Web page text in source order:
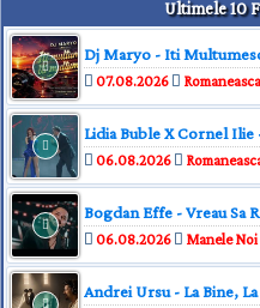
Ultimele 10
Dj Maryo - Iti
07.08.2026
Lidia Buble X Cornel Ilie
06.08.2026
Bogdan Effe - Vreau Sa
06.08.2026 Manele Noi
Andrei Ursu - La Bine, La